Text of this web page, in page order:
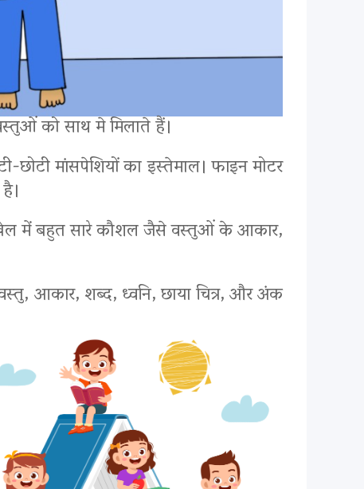
को साथ मे मिलाते हैं।
मांसपेशियों का इस्तेमाल। फाइन मोटर
खेल में बहुत सारे कौशल जैसे वस्तुओं के आकार,
आकार, शब्द, ध्वनि, छाया चित्र, और अंक